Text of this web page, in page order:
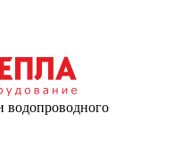
водопроводного